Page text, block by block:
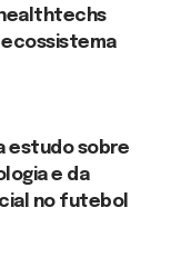
estudo sobre
e da
no futebol